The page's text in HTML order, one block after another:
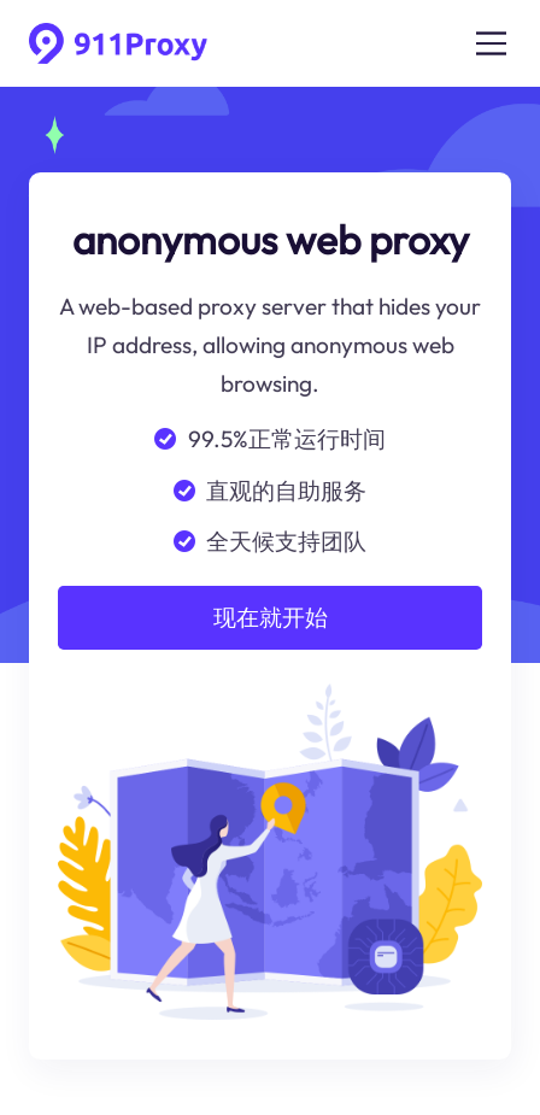
anonymous web proxy
A web-based proxy server that hides your
IP address, allowing anonymous web
browsing.
99.5%正常运行时间
直观的自助服务
全天候支持团队
现在就开始